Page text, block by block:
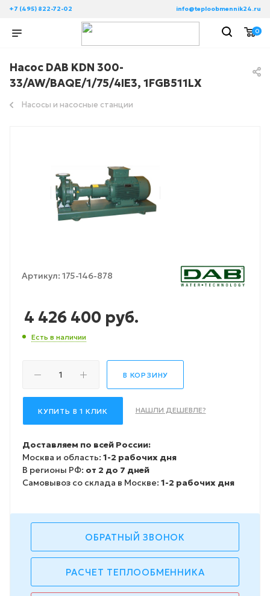
+7 (495) 822-72-02 info@teploobmennik24.ru
0
Насос DAB KDN 300-
33/AW/BAQE/1/75/4IE3, 1FGB511LX
Насосы и насосные станции
Артикул: 175-146-878
4 426 400 руб.
Есть в наличии
В КОРЗИНУ
КУПИТЬ В 1 КЛИК НАШЛИ ДЕШЕВЛЕ?
Доставляем по всей России:
Москва и область: 1-2 рабочих дня
В регионы РФ: от 2 до 7 дней
Самовывоз со склада в Москве: 1-2 рабочих дня
ОБРАТНЫЙ ЗВОНОК
РАСЧЕТ ТЕПЛООБМЕННИКА